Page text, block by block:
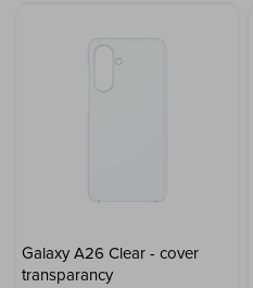
Galaxy A26 Clear - cover
transparancy